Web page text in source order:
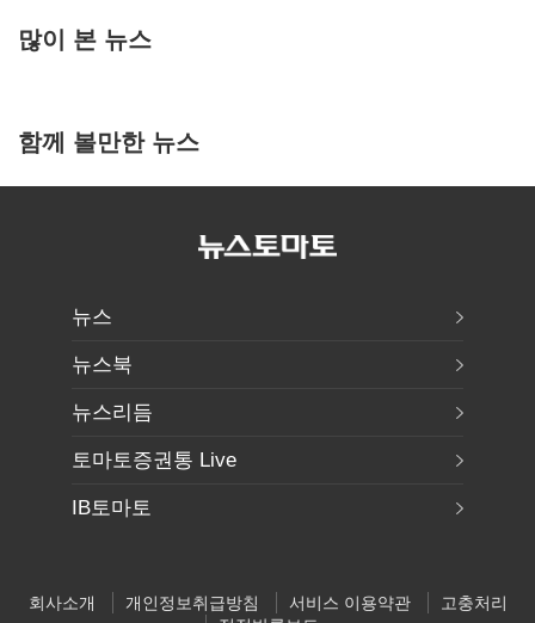
많이 본 뉴스
함께 볼만한 뉴스
뉴스
뉴스북
뉴스리듬
토마토증권통 Live
IB토마토
회사소개 개인정보취급방침 서비스 이용약관
고충처리